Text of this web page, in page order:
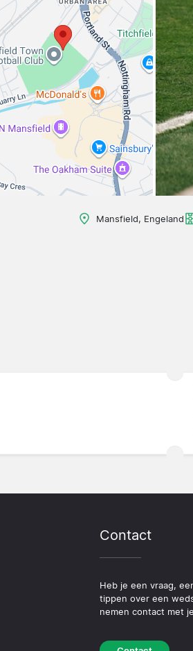
Mansfield, Engeland
Contact
Heb je een vraag,
tippen over een
nemen contact met